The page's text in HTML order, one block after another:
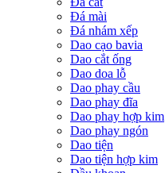
Đá mài
Đá nhám xếp
Dao cạo bavia
Dao cắt ống
Dao doa lỗ
Dao phay cầu
Dao phay đĩa
Dao phay hợp kim
Dao phay ngón
Dao tiện
Dao tiện hợp kim